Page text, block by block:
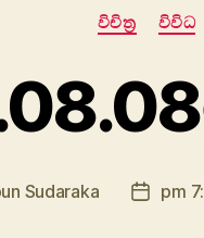
විචිත්‍ර විවිධ
Sudaraka
Post
pm